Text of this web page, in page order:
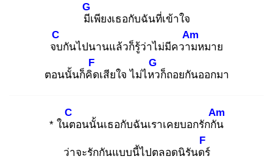
มีเ
G
พียงเธอกับฉันที่เข้าใจ
จบ
C
กันไปนานแล้วก็รู้ว่าไม่มีความ
Am
หมาย
ตอนนั้นก็คิด
F
เสียใจ ไม่ไหว
G
ก็ถอยกันออกมา
* ในต
C
อนนั้นเธอกับฉันเราเคยบอกรักกัน
Am
ว่าจะรักกันแบบนี้ไปตลอดนิรันดร์
F